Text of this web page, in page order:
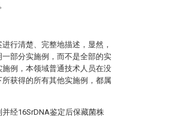
行清楚、完整地描述，显然，
部分实施例，而不是全部的实
例，本领域普通技术人员在没
获得的所有其他实施例，都属
经16SrDNA鉴定后保藏菌株